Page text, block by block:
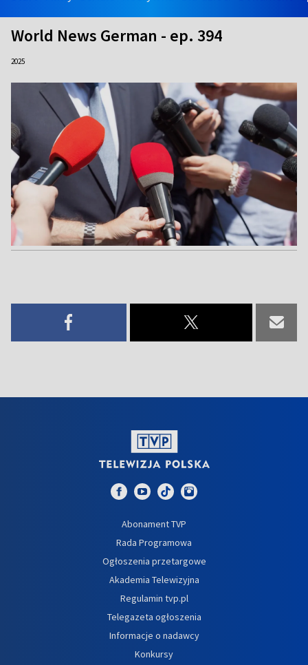
World News German - ep. 394
2025
Abonament TVP
Rada Programowa
Ogłoszenia przetargowe
Akademia Telewizyjna
Regulamin tvp.pl
Telegazeta ogłoszenia
Informacje o nadawcy
Konkursy